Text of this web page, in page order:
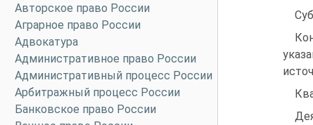
Авторское право России
Аграрное право России
Адвокатура
Административное право России
Административный процесс России
Арбитражный процесс России
Банковское право России